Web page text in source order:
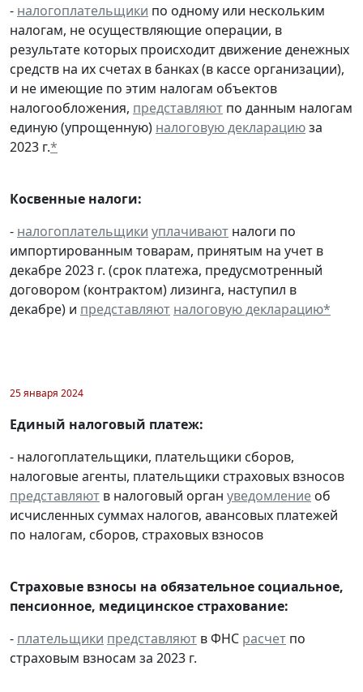
- налогоплательщики по одному или нескольким
налогам, не осуществляющие операции, в
результате которых происходит движение денежных
средств на их счетах в банках (в кассе организации),
и не имеющие по этим налогам объектов
налогообложения, представляют по данным налогам
единую (упрощенную) налоговую декларациюза
2023 г.*
Косвенные налоги:
- налогоплательщики уплачивают налоги по
импортированным товарам, принятым на учет в
декабре 2023 г. (срок платежа, предусмотренный
договором (контрактом) лизинга, наступил в
декабре) и представляют налоговую декларацию*
25 января 2024
Единый налоговый платеж:
- налогоплательщики, плательщики сборов,
налоговые агенты, плательщики страховых взносов
представляют в налоговый орган уведомление об
исчисленных суммах налогов, авансовых платежей
по налогам, сборов, страховых взносов
Страховые взносы на обязательное социальное,
пенсионное, медицинское страхование:
- плательщики представляют в ФНС расчет по
страховым взносам за 2023 г.